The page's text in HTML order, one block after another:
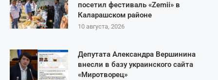
посетил фестиваль «Zemii» в
Каларашском районе
10 августа, 2026
Депутата Александра Вершинина
внесли в базу украинского сайта
«Миротворец»